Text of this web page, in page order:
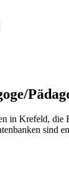
in Krefeld,
sind